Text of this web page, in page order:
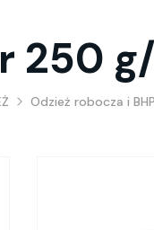
250
Odzież robocza i BHP